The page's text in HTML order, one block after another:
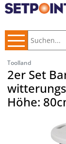
Toolland
2er Set
Höhe: